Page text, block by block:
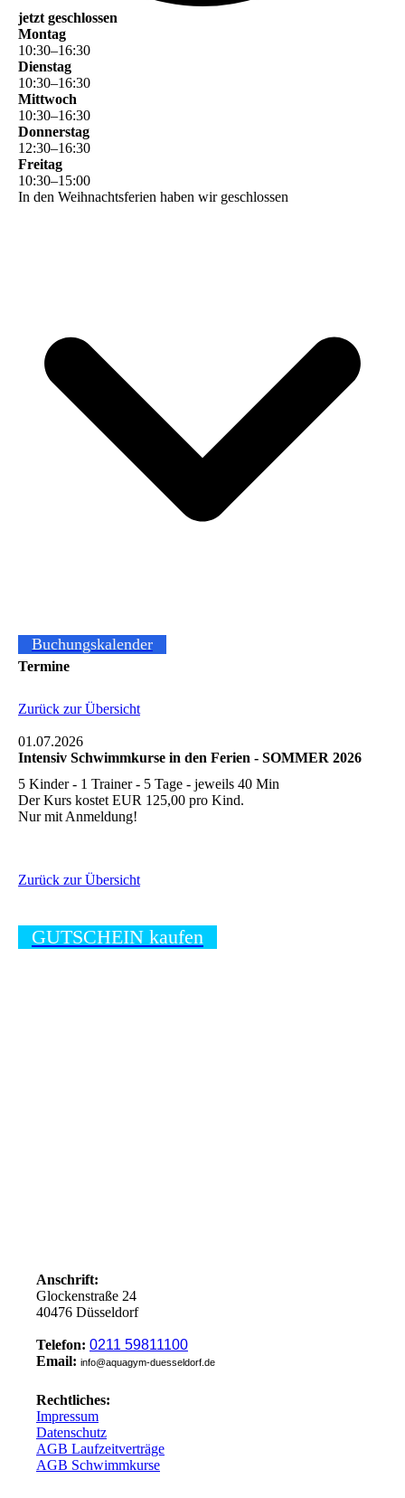
jetzt geschlossen
Montag
10:30–16:30
Dienstag
10:30–16:30
Mittwoch
10:30–16:30
Donnerstag
12:30–16:30
Freitag
10:30–15:00
In den Weihnachtsferien haben wir geschlossen
Buchungskalender
Termine
Zurück zur Übersicht
01.07.2026
Intensiv Schwimmkurse in den Ferien - SOMMER 2026
5 Kinder - 1 Trainer - 5 Tage - jeweils 40 Min
Der Kurs kostet EUR 125,00 pro Kind.
Nur mit Anmeldung!
Zurück zur Übersicht
GUTSCHEIN kaufen
Anschrift:
Glockenstraße 24
40476 Düsseldorf
Telefon: 0211 59811100
Email: info@aquagym-duesseldorf.de
Rechtliches:
Impressum
Datenschutz
AGB Laufzeitverträge
AGB Schwimmkurse